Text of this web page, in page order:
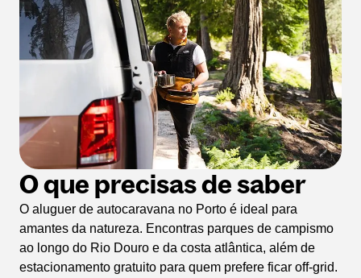
O que precisas de saber
O aluguer de autocaravana no Porto é ideal para
amantes da natureza. Encontras parques de campismo
ao longo do Rio Douro e da costa atlântica, além de
estacionamento gratuito para quem prefere ficar off-grid.